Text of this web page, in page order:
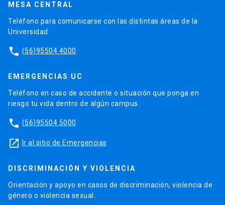
MESA CENTRAL
Teléfono para comunicarse con las distintas áreas de la
Universidad.
phone (56)95504 4000
EMERGENCIAS UC
Teléfono en caso de accidente o situación que ponga en
riesgo tu vida dentro de algún campus.
phone (56)95504 5000
launch Ir al sitio de Emergencias
DISCRIMINACIÓN Y VIOLENCIA
Orientación y apoyo en casos de discriminación, violencia de
género o violencia sexual.